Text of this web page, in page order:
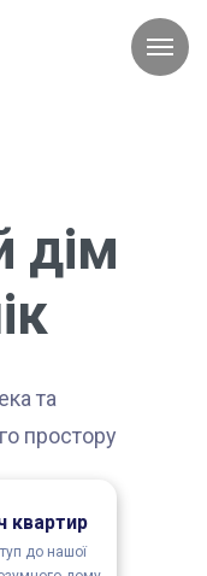
квартир
до нашої
дім
та
простору